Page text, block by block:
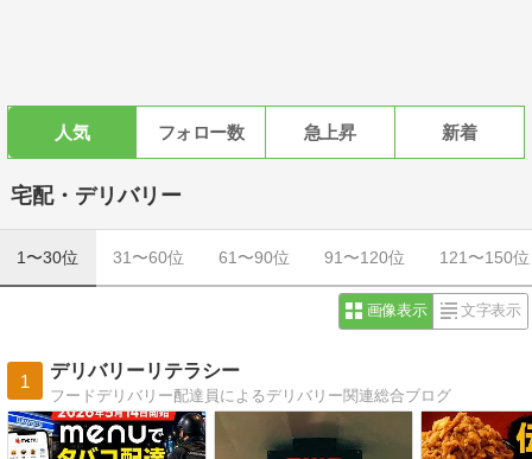
人気 フォロー数 急上昇 新着
宅配・デリバリー
1〜30位 31〜60位 61〜90位 91〜120位 121〜150位
画像表示 文字表示
1
デリバリーリテラシー
フードデリバリー配達員によるデリバリー関連総合ブログ